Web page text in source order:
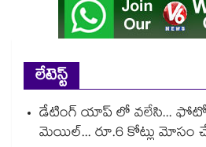
లేటెస్ట్
డేటింగ్ యాప్ లో వలేసి...
మెయిల్... రూ.6 కోట్లు మోసం